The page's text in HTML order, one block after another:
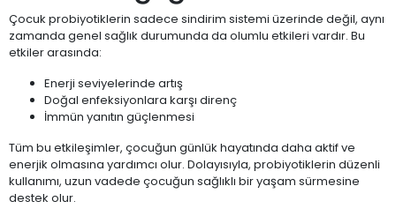
Çocuk probiyotiklerin sadece sindirim sistemi üzerinde değil, aynı
zamanda genel sağlık durumunda da olumlu etkileri vardır. Bu
etkiler arasında:
Enerji seviyelerinde artış
Doğal enfeksiyonlara karşı direnç
İmmün yanıtın güçlenmesi
Tüm bu etkileşimler, çocuğun günlük hayatında daha aktif ve
enerjik olmasına yardımcı olur. Dolayısıyla, probiyotiklerin düzenli
kullanımı, uzun vadede çocuğun sağlıklı bir yaşam sürmesine
destek olur.